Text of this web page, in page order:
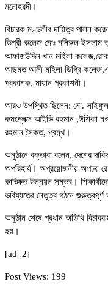
মনোহরদী।
বিচারক মণ্ডলীর দায়িত্ব পালন
ডিগ্রী কলেজ মোঃ মনিরুল ইসলাম
আফাজউদ্দিন খান মহিলা
আছমত আলী মহিলা ডিগ্রি
প্রকাশক, মায়ান প্রকাশনী।
আরও উপস্থিত ছিলেন: মো. সাইফুল
কমপ্লেক্স আইভি রহমান ,ঈশিকা
রহমান সৈকত, প্রমূখ।
অনুষ্ঠানে বক্তারা বলেন, দেশের
অপরিহার্য। অপ্রয়োজনীয় অপচয়
কাঙ্ক্ষিত উন্নয়ন সম্ভব।
ভবিষ্যতের নেতৃত্ব গঠনে গুরুত্বপূর্ণ
অনুষ্ঠান শেষে প্রধান অতিথি
হয়।
[ad_2]
Post Views: 199